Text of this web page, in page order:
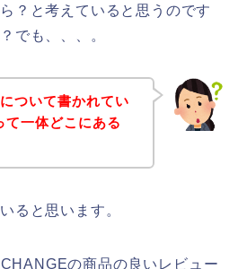
？と考えていると思うのです
でも、、、。
ついて書かれてい
て一体どこにある
ると思います。
の商品の良いレビュー